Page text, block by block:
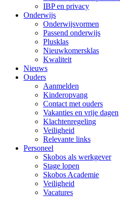
IBP en privacy
Onderwijs
Onderwijsvormen
Passend onderwijs
Plusklas
Nieuwkomersklas
Kwaliteit
Nieuws
Ouders
Aanmelden
Kinderopvang
Contact met ouders
Vakanties en vrije dagen
Klachtenregeling
Veiligheid
Relevante links
Personeel
Skobos als werkgever
Stage lopen
Skobos Academie
Veiligheid
Vacatures